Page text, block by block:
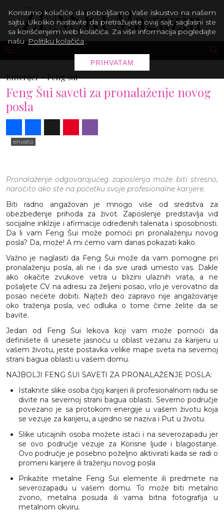
Enterijer -Feng šui
Feng Šui saveti za pronalaženje novog
posla
envato
Pronalaženje odgovarajućeg zaposlenja može biti stresno,
naročito ako ste na početku svoje profesionalne karijere.
Biti radno angažovan je mnogo više od sredstva za
obezbeđenje prihoda za život. Zaposlenje predstavlja vid
socijalne inklzije i afirmacije određenih talenata i sposobnosti.
Da li vam Feng Šui može pomoći pri pronalaženju novog
posla? Da, može! A mi ćemo vam danas pokazati kako.
Važno je naglasiti da Feng Šui može da vam pomogne pri
pronalaženju posla, ali ne i da sve uradi umesto vas. Dakle
ako okačite zvukove vetra u blizini ulaznih vrata, a ne
pošaljete CV na adresu za željeni posao, vrlo je verovatno da
posao nećete dobiti. Najteži deo zapravo nije angažovanje
oko traženja posla, već odluka o tome čime želite da se
bavite.
Jedan od Feng Šui lekova koji vam može pomoći da
definišete ili unesete jasnoću u oblast vezanu za karijeru u
vašem životu, jeste postavka velike mape sveta na severnoj
strani bagua oblasti u vašem domu.
NAJBOLJI FENG ŠUI SAVETI ZA PRONALAŽENJE POSLA:
Istaknite slike osoba čijoj karijeri ili profesionalnom radu se
divite na severnoj strani bagua oblasti. Severno područje
povezano je sa protokom energije u vašem životu koja
se vezuje za karijeru, a ujedno se naziva i Put u životu.
Slike uticajnih osoba možete istaći i na severozapadu jer
se ovo područje vezuje za Korisne ljude i blagostanje.
Ovo područje je posebno poželjno aktivirati kada se radi o
promeni karijere ili traženju novog posla
Prikažite metalne Feng Šui elemente ili predmete na
severozapadu u vašem domu. To može biti metalno
zvono, metalnaposuda ili vama bitna fotografija u
metalnom okviru.
Koristimo kolačiće da poboljšamo Vaše iskustvo na našem
sajtu. Ukoliko nastavite da pretražujete ovaj sajt, saglasni ste
sa korišćenjem web kolačića. Za više informacija pogledajte
našu Politiku kolačića .
PRIHVATAM